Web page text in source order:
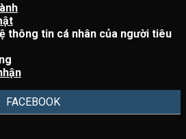
thông tin cá nhân của người tiêu
FACEBOOK